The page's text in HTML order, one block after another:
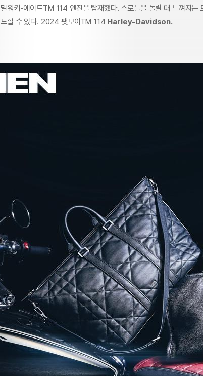
밀워키-에이트TM 114 엔진을 탑재했다. 스로틀을 돌릴 때 느껴지는
느낄 수 있다. 2024 팻보이TM 114 Harley-Davidson.